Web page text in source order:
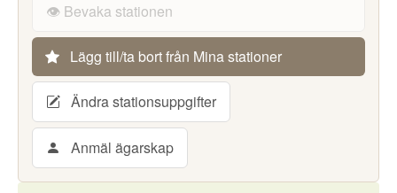
👁️ Bevaka stationen
Lägg till/ta bort från Mina stationer
Ändra stationsuppgifter
Anmäl ägarskap